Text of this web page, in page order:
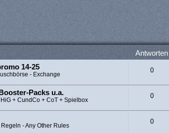
Antworten
14-25
- Exchange
0
Packs u.a.
+ CundCo + CoT + Spielbox
0
- Any Other Rules
0